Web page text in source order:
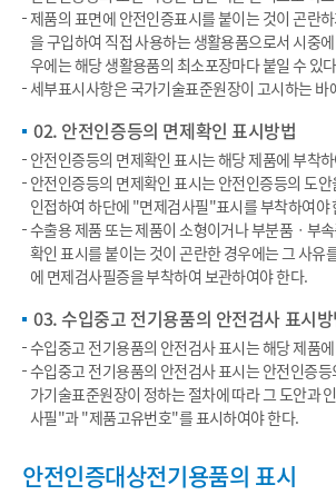
제품의 표면에 안전인증표시를 붙이는 것이 곤란
을 구입하여 직접 사용하는 생활용품으로서 시중
우에는 해당 생활용품의 최소포장마다 붙일 수 있
세부표시사항은 국가기술표준원장이 고시하는 바
02. 안전인증등의 면제확인 표시방법
안전인증등의 면제확인 표시는 해당 제품에 부착
안전인증등의 면제확인 표시는 안전인증등의 도
인접하여 하단에 "면제검사필"표시를 부착하여야
수출용 제품 또는 제품이 소형이거나 부분품ㆍ부
확인 표시를 붙이는 것이 곤란한 경우에는 그 사유
에 면제검사필증을 부착하여 보관하여야 한다.
03. 수입중고 전기용품의 안전검사 표시방
수입중고 전기용품의 안전검사 표시는 해당 제품
수입중고 전기용품의 안전검사 표시는 안전인증
가기술표준원장이 정하는 절차에 따라 그 도안과
사필"과 "제품고유번호"를 표시하여야 한다.
안전인증대상전기용품의 표시